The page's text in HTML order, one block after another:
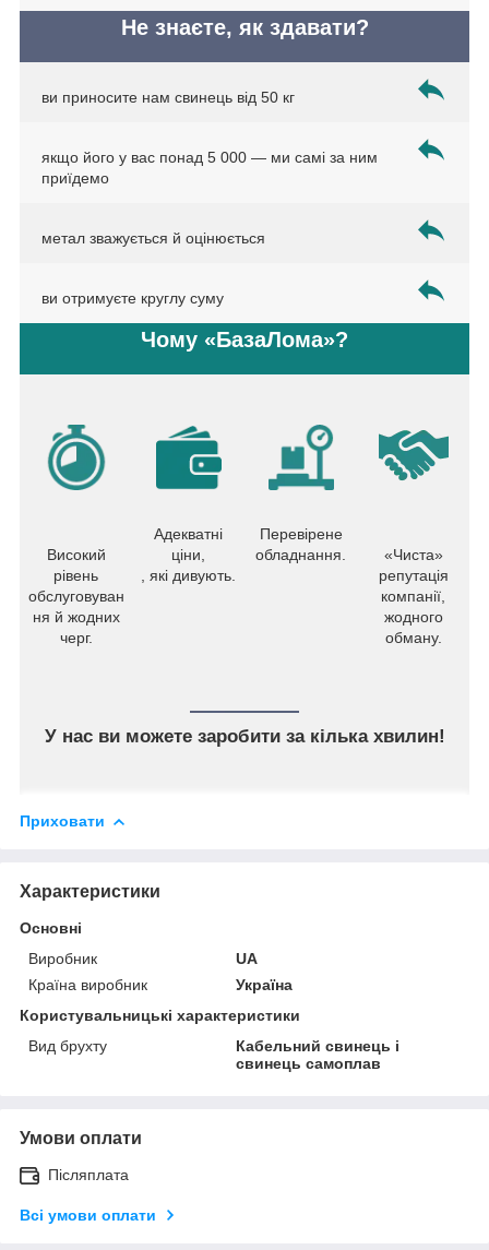
Не знаєте, як здавати?
ви приносите нам свинець від 50 кг
якщо його у вас понад 5 000 — ми самі за ним
приїдемо
метал зважується й оцінюється
ви отримуєте круглу суму
Чому «БазаЛома»?
Високий
рівень
обслуговуван
ня й жодних
черг.
Адекватні
ціни,
, які дивують.
Перевірене
обладнання.
«Чиста»
репутація
компанії,
жодного
обману.
У нас ви можете заробити за кілька хвилин!
Приховати
Характеристики
Основні
Виробник
UA
Країна виробник
Україна
Користувальницькі характеристики
Вид брухту
Кабельний свинець і
свинець самоплав
Умови оплати
Післяплата
Всі умови оплати